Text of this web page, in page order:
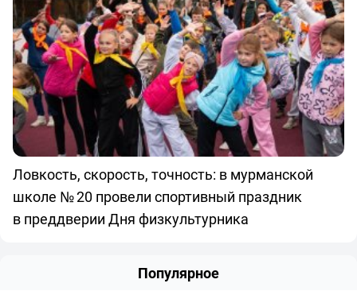
Ловкость, скорость, точность: в мурманской
школе № 20 провели спортивный праздник
в преддверии Дня физкультурника
Популярное